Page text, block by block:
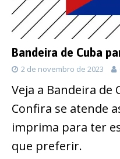
Bandeira de Cuba
2 de novembro de 2023
Veja a Bandeira
Confira se atende
imprima para ter
que preferir.